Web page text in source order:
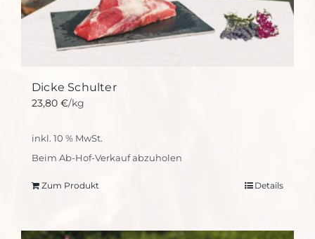
Dicke Schulter
23,80 €/kg
inkl. 10 % MwSt.
Beim Ab-Hof-Verkauf abzuholen
Zum Produkt Details